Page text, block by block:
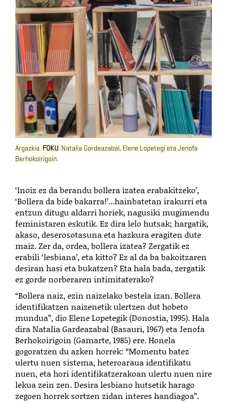
Argazkia. FOKU. Natalia Gardeazabal, Elene Lopetegi eta Jenofa
Berhokoirigoin.
‘Inoiz ez da berandu bollera izatea erabakitzeko’,
‘Bollera da bide bakarra!’...hainbatetan irakurri eta
entzun ditugu aldarri horiek, nagusiki mugimendu
feministaren eskutik. Ez dira lelo hutsak; hargatik,
akaso, deserosotasuna eta hazkura eragiten dute
maiz. Zer da, ordea, bollera izatea? Zergatik ez
erabili ‘lesbiana’, eta kitto? Ez al da ba bakoitzaren
desiran hasi eta bukatzen? Eta hala bada, zergatik
ez gorde norberaren intimitaterako?
“Bollera naiz, ezin naizelako bestela izan. Bollera
identifikatzen naizenetik ulertzen dut hobeto
mundua”, dio Elene Lopetegik (Donostia, 1995). Hala
dira Natalia Gardeazabal (Basauri, 1967) eta Jenofa
Berhokoirigoin (Gamarte, 1985) ere. Honela
gogoratzen du azken horrek: “Momentu batez
ulertu nuen sistema, heteroaraua identifikatu
nuen, eta hori identifikatzerakoan ulertu nuen nire
lekua zein zen. Desira lesbiano hutsetik harago
zegoen horrek sortzen zidan interes handiagoa”.